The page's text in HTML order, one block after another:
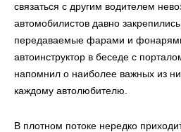
связаться с другим водителем
автомобилистов давно
передаваемые фарами и
автоинструктор в беседе с
напомнил о наиболее важных из
каждому автолюбителю.
В плотном потоке нередко